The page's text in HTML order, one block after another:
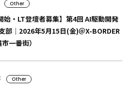
Other
始・LT登壇者募集】第4回 AI駆動開発
部｜2026年5月15日(金)＠X-BORDER
一番街）
Other